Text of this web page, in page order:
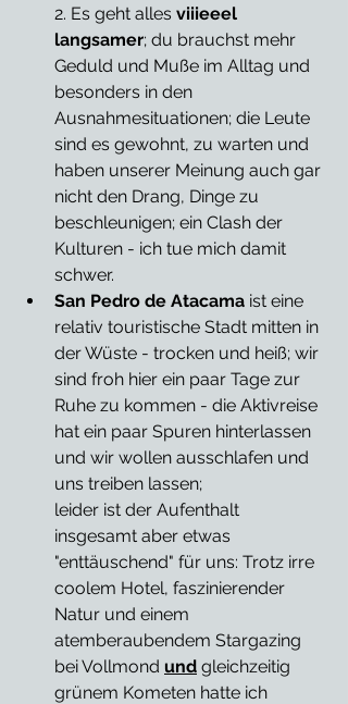
2. Es geht alles viiieeel
langsamer; du brauchst mehr
Geduld und Muße im Alltag und
besonders in den
Ausnahmesituationen; die Leute
sind es gewohnt, zu warten und
haben unserer Meinung auch gar
nicht den Drang, Dinge zu
beschleunigen; ein Clash der
Kulturen - ich tue mich damit
schwer.
San Pedro de Atacama ist eine
relativ touristische Stadt mitten in
der Wüste - trocken und heiß; wir
sind froh hier ein paar Tage zur
Ruhe zu kommen - die Aktivreise
hat ein paar Spuren hinterlassen
und wir wollen ausschlafen und
uns treiben lassen;
leider ist der Aufenthalt
insgesamt aber etwas
"enttäuschend" für uns: Trotz irre
coolem Hotel, faszinierender
Natur und einem
atemberaubendem Stargazing
bei Vollmond und gleichzeitig
grünem Kometen hatte ich